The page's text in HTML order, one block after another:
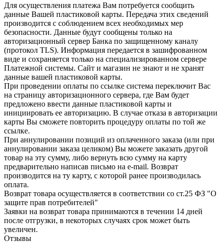
Для осуществления платежа Вам потребуется сообщить
данные Вашей пластиковой карты. Передача этих сведений
производится с соблюдением всех необходимых мер
безопасности. Данные будут сообщены только на
авторизационный сервер Банка по защищенному каналу
(протокол TLS). Информация передается в зашифрованном
виде и сохраняется только на специализированном сервере
Платежной системы. Сайт и магазин не знают и не хранят
данные вашей пластиковой карты.
При проведении оплаты по ссылке система переключит Вас
на страницу авторизационного сервера, где Вам будет
предложено ввести данные пластиковой карты и
инициировать ее авторизацию. В случае отказа в авторизации
карты Вы сможете повторить процедуру оплаты по той же
ссылке.
При аннулировании позиций из оплаченного заказа (или при
аннулировании заказа целиком) Вы можете заказать другой
товар на эту сумму, либо вернуть всю сумму на карту
предварительно написав письмо на e-mail. Возврат
производится на ту карту, с которой ранее производилась
оплата.
Возврат товара осуществляется в соответствии со ст.25 ФЗ "О
защите прав потребителей"
Заявки на возврат товара принимаются в течении 14 дней
после отгрузки, в некоторых случаях срок может быть
увеличен.
Отзывы